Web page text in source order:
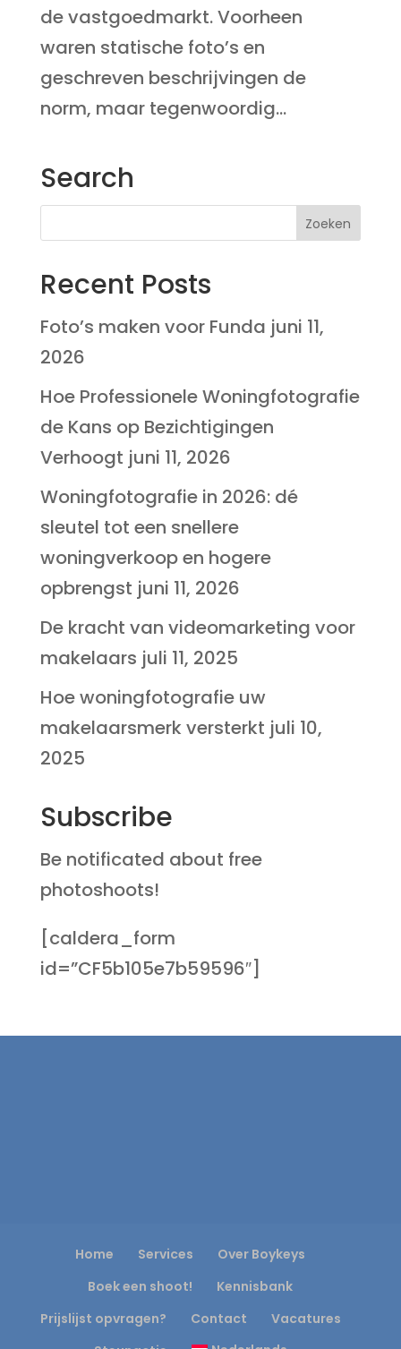
de vastgoedmarkt. Voorheen
waren statische foto’s en
geschreven beschrijvingen de
norm, maar tegenwoordig...
Search
Recent Posts
Foto’s maken voor Funda juni 11,
2026
Hoe Professionele Woningfotografie
de Kans op Bezichtigingen
Verhoogt juni 11, 2026
Woningfotografie in 2026: dé
sleutel tot een snellere
woningverkoop en hogere
opbrengst juni 11, 2026
De kracht van videomarketing voor
makelaars juli 11, 2025
Hoe woningfotografie uw
makelaarsmerk versterkt juli 10,
2025
Subscribe
Be notificated about free
photoshoots!
[caldera_form
id=”CF5b105e7b59596″]
Home Services
Over Boykeys
Boek een shoot!
Kennisbank
Prijslijst opvragen?
Contact
Vacatures